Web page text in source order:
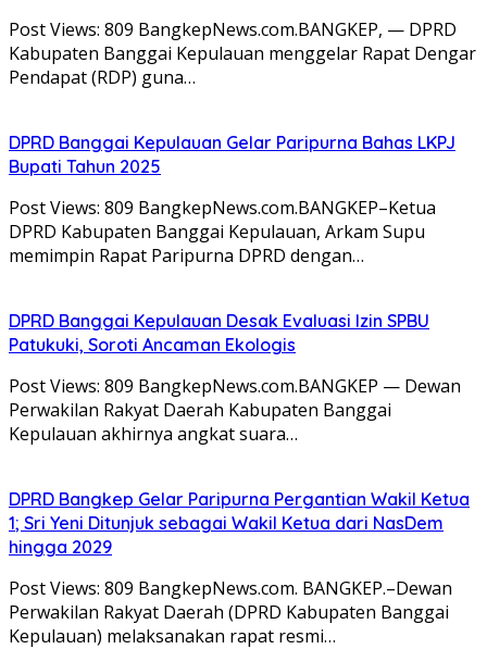
Post Views: 809 BangkepNews.com.BANGKEP, — DPRD
Kabupaten Banggai Kepulauan menggelar Rapat Dengar
Pendapat (RDP) guna…
DPRD Banggai Kepulauan Gelar Paripurna Bahas LKPJ
Bupati Tahun 2025
Post Views: 809 BangkepNews.com.BANGKEP–Ketua
DPRD Kabupaten Banggai Kepulauan, Arkam Supu
memimpin Rapat Paripurna DPRD dengan…
DPRD Banggai Kepulauan Desak Evaluasi Izin SPBU
Patukuki, Soroti Ancaman Ekologis
Post Views: 809 BangkepNews.com.BANGKEP — Dewan
Perwakilan Rakyat Daerah Kabupaten Banggai
Kepulauan akhirnya angkat suara…
DPRD Bangkep Gelar Paripurna Pergantian Wakil Ketua
1; Sri Yeni Ditunjuk sebagai Wakil Ketua dari NasDem
hingga 2029
Post Views: 809 BangkepNews.com. BANGKEP.–Dewan
Perwakilan Rakyat Daerah (DPRD Kabupaten Banggai
Kepulauan) melaksanakan rapat resmi…